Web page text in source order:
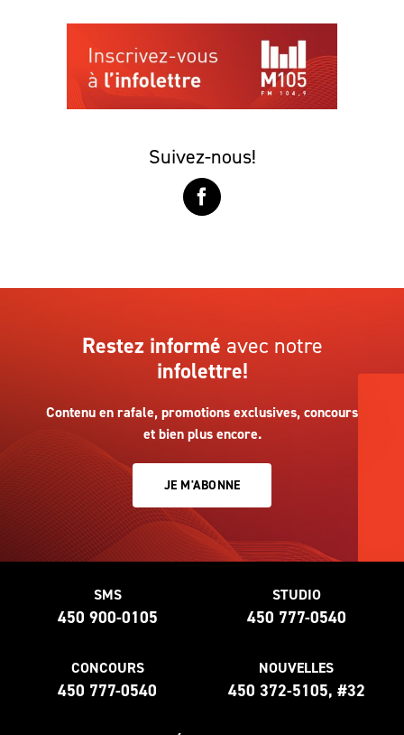
Suivez-nous!
Restez informé avec notre
infolettre!
Contenu en rafale, promotions exclusives, concours
et bien plus encore.
JE M'ABONNE
SMS
450 900-0105
STUDIO
450 777-0540
CONCOURS
450 777-0540
NOUVELLES
450 372-5105, #32